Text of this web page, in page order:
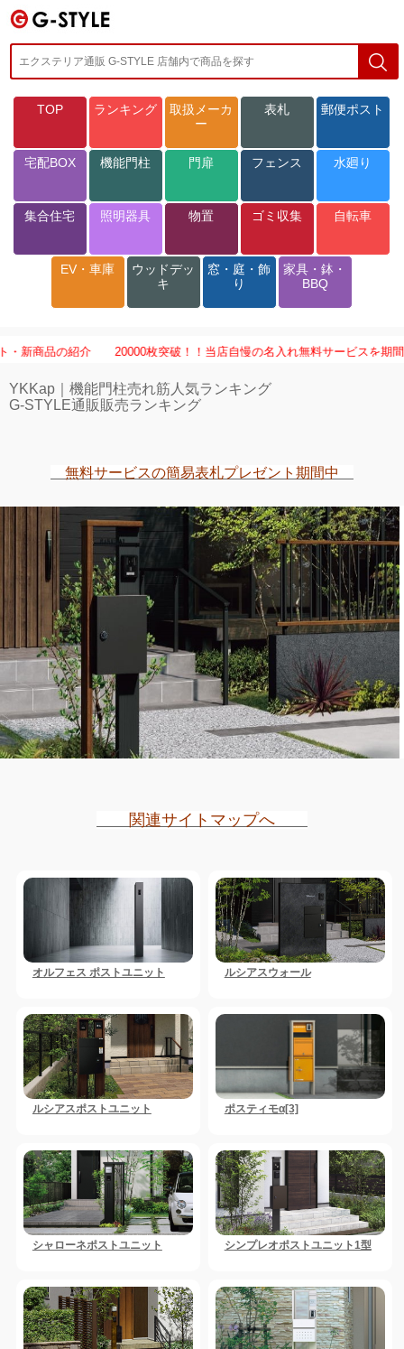
TOP ランキング
取扱メーカ
ー
表札 郵便ポスト
宅配BOX 機能門柱 門扉 フェンス 水廻り
集合住宅 照明器具 物置 ゴミ収集 自転車
EV・車庫
ウッドデッ
キ
窓・庭・飾
り
家具・鉢・
BBQ
の紹介20000枚突破！！当店自慢の名入れ無料サービスを期間限定で開
YKKap｜機能門柱売れ筋人気ランキング
G-STYLE通販販売ランキング
無料サービスの簡易表札プレゼント期間中
関連サイトマップへ
オルフェス ポストユニット ルシアスウォール
ルシアスポストユニット ポスティモα[3]
シャローネポストユニット シンプレオポストユニット1型